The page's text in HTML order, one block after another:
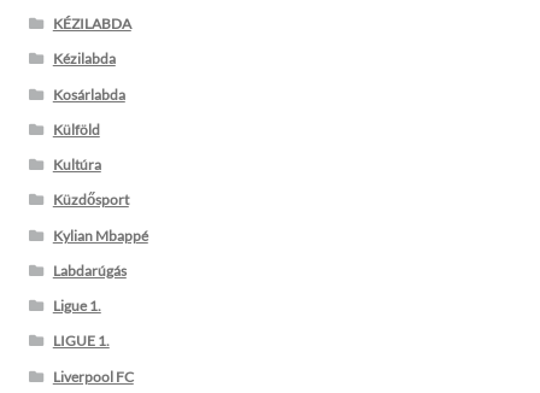
KÉZILABDA
Kézilabda
Kosárlabda
Külföld
Kultúra
Küzdősport
Kylian Mbappé
Labdarúgás
Ligue 1.
LIGUE 1.
Liverpool FC